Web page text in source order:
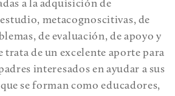
a la adquisición de
metacognoscitivas, de
de evaluación, de apoyo y
trata de un excelente aporte para
interesados en ayudar a sus
se forman como educadores,